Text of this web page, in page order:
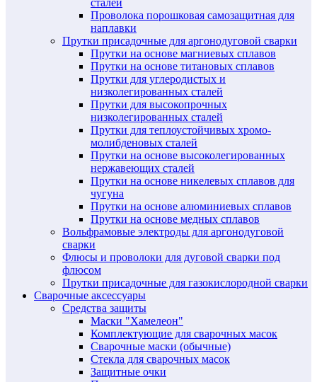
сталей
Проволока порошковая самозащитная для
наплавки
Прутки присадочные для аргонодуговой сварки
Прутки на основе магниевых сплавов
Прутки на основе титановых сплавов
Прутки для углеродистых и
низколегированных сталей
Прутки для высокопрочных
низколегированных сталей
Прутки для теплоустойчивых хромо-
молибденовых сталей
Прутки на основе высоколегированных
нержавеющих сталей
Прутки на основе никелевых сплавов для
чугуна
Прутки на основе алюминиевых сплавов
Прутки на основе медных сплавов
Вольфрамовые электроды для аргонодуговой
сварки
Флюсы и проволоки для дуговой сварки под
флюсом
Прутки присадочные для газокислородной сварки
Сварочные аксессуары
Средства защиты
Маски "Хамелеон"
Комплектующие для сварочных масок
Сварочные маски (обычные)
Стекла для сварочных масок
Защитные очки